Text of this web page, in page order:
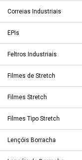
Correias Industriais
EPIs
Feltros Industriais
Filmes de Stretch
Filmes Stretch
Filmes Tipo Stretch
Lençóis Borracha